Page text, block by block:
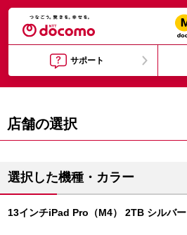
サポート
店舗の選択
選択した機種・カラー
13インチiPad Pro（M4） 2TB シルバー